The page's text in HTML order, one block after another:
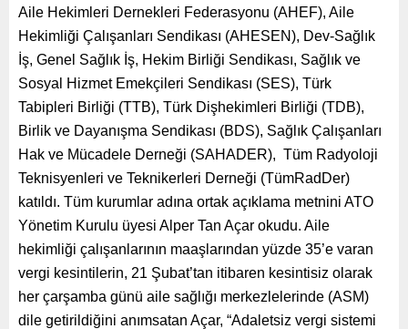
Aile Hekimleri Dernekleri Federasyonu (AHEF), Aile
Hekimliği Çalışanları Sendikası (AHESEN), Dev-Sağlık
İş, Genel Sağlık İş, Hekim Birliği Sendikası, Sağlık ve
Sosyal Hizmet Emekçileri Sendikası (SES), Türk
Tabipleri Birliği (TTB), Türk Dişhekimleri Birliği (TDB),
Birlik ve Dayanışma Sendikası (BDS), Sağlık Çalışanları
Hak ve Mücadele Derneği (SAHADER), Tüm Radyoloji
Teknisyenleri ve Teknikerleri Derneği (TümRadDer)
katıldı. Tüm kurumlar adına ortak açıklama metnini ATO
Yönetim Kurulu üyesi Alper Tan Açar okudu. Aile
hekimliği çalışanlarının maaşlarından yüzde 35’e varan
vergi kesintilerin, 21 Şubat’tan itibaren kesintisiz olarak
her çarşamba günü aile sağlığı merkezlelerinde (ASM)
dile getirildiğini anımsatan Açar, “Adaletsiz vergi sistemi